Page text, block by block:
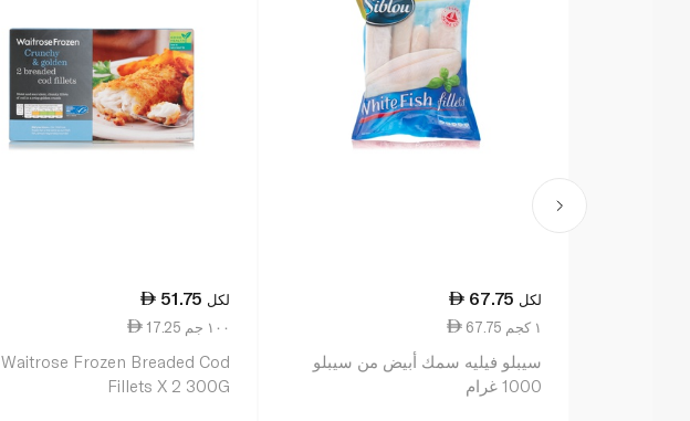
67.75 لكل
67.75 ١ كجم
سيبلو فيليه سمك أبيض من سيبلو
1000 غرام
51.75 لكل
17.25 ١٠٠ جم
Waitrose Frozen Breaded Cod
Fillets X 2 300G